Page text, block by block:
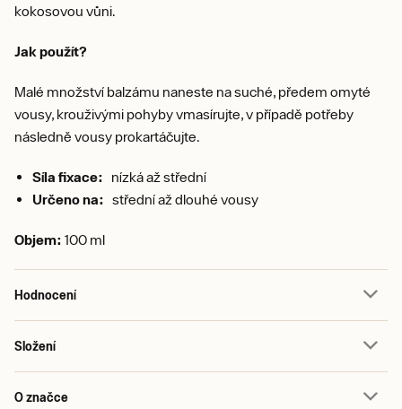
kokosovou vůni.
Jak použít?
Malé množství balzámu naneste na suché, předem omyté
vousy, krouživými pohyby vmasírujte, v případě potřeby
následně vousy prokartáčujte.
Síla fixace: nízká až střední
Určeno na: střední až dlouhé vousy
Objem: 100 ml
Hodnocení
Složení
O značce